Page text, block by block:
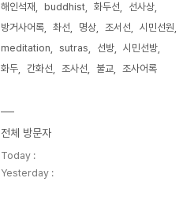
해인석재
buddhist 화두선
선사상
방거사어록
촤선 명상 조서선
시민선원
meditation
sutras 선방
시민선방
화두
간화선 조사선 불교 조사어록
전체 방문자
Today :
Yesterday :